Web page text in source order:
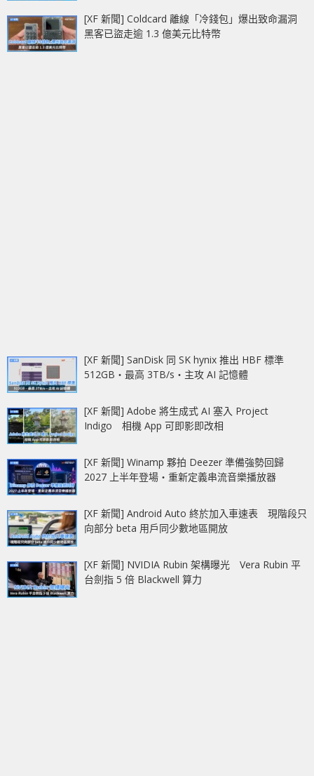
[XF 新聞] Coldcard 離線「冷錢包」爆出致命漏洞
黑客已盜走逾 1.3 億美元比特幣
[XF 新聞] SanDisk 同 SK hynix 推出 HBF 標準
512GB‧最高 3TB/s‧主攻 AI 記憶體
[XF 新聞] Adobe 將生成式 AI 塞入 Project
Indigo 相機 App 可即影即改相
[XF 新聞] Winamp 夥拍 Deezer 準備強勢回歸
2027 上半年登場‧重新定義串流音樂播放器
[XF 新聞] Android Auto 終於加入車速表 現階段只
向部分 beta 用戶同少數地區開放
[XF 新聞] NVIDIA Rubin 架構曝光 Vera Rubin 平
台劍指 5 倍 Blackwell 算力